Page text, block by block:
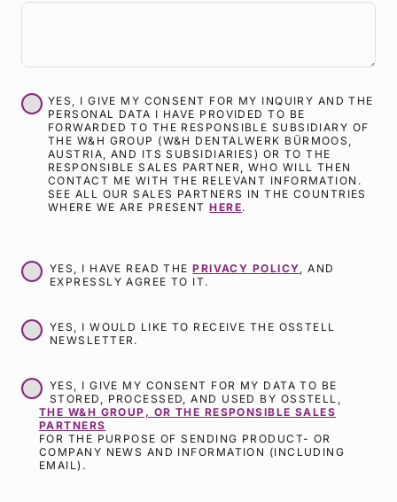
YES, I GIVE MY CONSENT FOR MY INQUIRY AND THE
PERSONAL DATA I HAVE PROVIDED TO BE
FORWARDED TO THE RESPONSIBLE SUBSIDIARY OF
THE W&H GROUP (W&H DENTALWERK BÜRMOOS,
AUSTRIA, AND ITS SUBSIDIARIES) OR TO THE
RESPONSIBLE SALES PARTNER, WHO WILL THEN
CONTACT ME WITH THE RELEVANT INFORMATION.
SEE ALL OUR SALES PARTNERS IN THE COUNTRIES
WHERE WE ARE PRESENTHERE.
YES, I HAVE READ THEPRIVACY POLICY , AND
EXPRESSLY AGREE TO IT.
YES, I WOULD LIKE TO RECEIVE THE OSSTELL
NEWSLETTER.
YES, I GIVE MY CONSENT FOR MY DATA TO BE
STORED, PROCESSED, AND USED BY OSSTELL,
THE W&H GROUP, OR THE RESPONSIBLE SALES
PARTNERS
FOR THE PURPOSE OF SENDING PRODUCT- OR
COMPANY NEWS AND INFORMATION (INCLUDING
EMAIL).